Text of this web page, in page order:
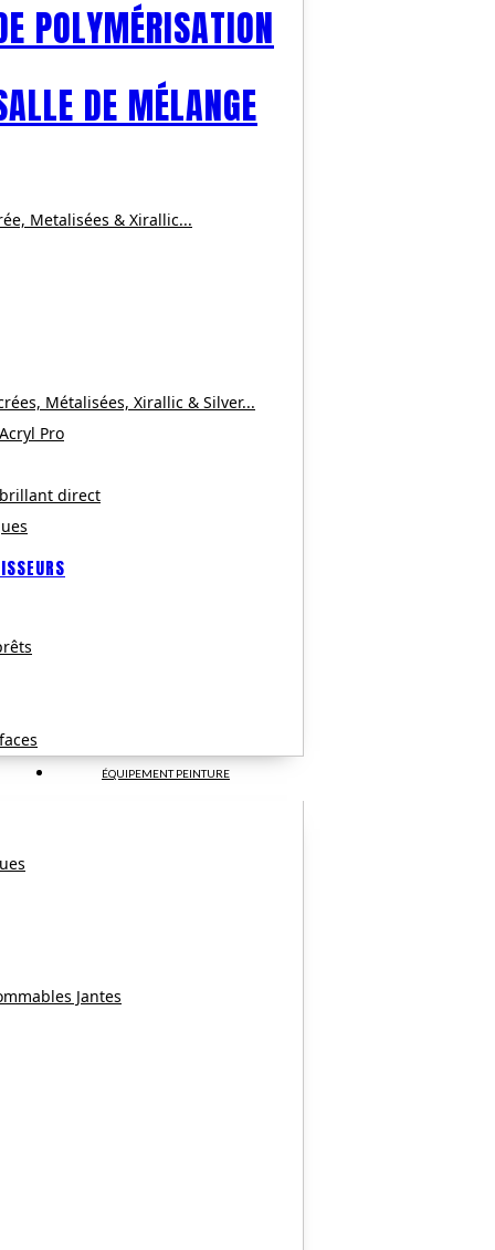
POLYMÉRISATION
DE MÉLANGE
Metalisées & Xirallic...
Métalisées, Xirallic & Silver...
Pro
direct
ÉQUIPEMENT PEINTURE
Jantes